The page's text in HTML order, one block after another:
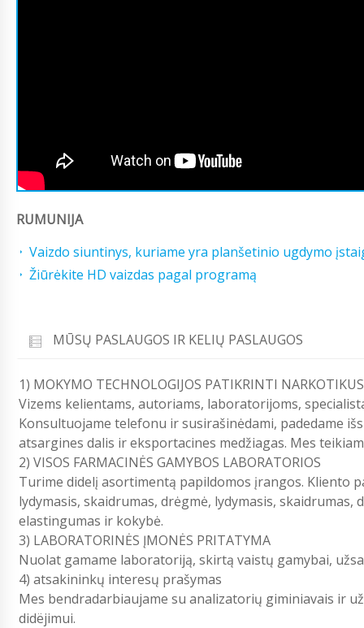
RUMUNIJA
Vaizdo siuntinys, kuriame yra planšetinio ugdymo
Žiūrėkite HD vaizdas pagal programą
MŪSŲ PASLAUGOS IR KELIŲ PASLAUGOS
1) MOKYMO TECHNOLOGIJOS PATIKRINTI
Vizems kelientams, autoriams, laboratorijoms,
Konsultuojame telefonu ir susirašinėdami, padedame
atsargines dalis ir eksportacines medžiagas. Mes
2) VISOS FARMACINĖS GAMYBOS LABORATORIOS
Turime didelį asortimentą papildomos įrangos. Kliento
lydymasis, skaidrumas, drėgmė, lydymasis,
elastingumas ir kokybė.
3) LABORATORINĖS ĮMONĖS PRITATYMA
Nuolat gamame laboratoriją, skirtą vaistų gamybai,
4) atsakininkų interesų prašymas
Mes bendradarbiaujame su analizatorių giminiavais ir
didëjimui.